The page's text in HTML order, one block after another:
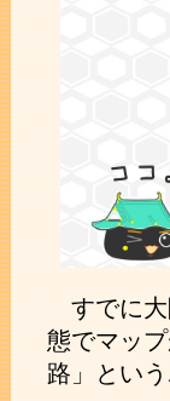
すでに
態でマッ
路」とい